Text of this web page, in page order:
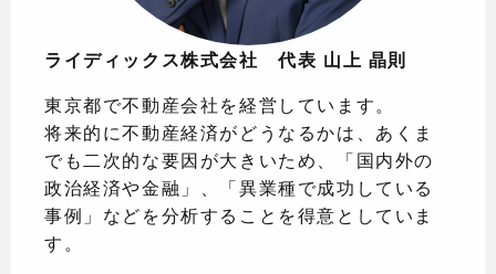
ライディックス株式会社 代表 山上 晶則
東京都で不動産会社を経営しています。
将来的に不動産経済がどうなるかは、あくま
でも二次的な要因が大きいため、「国内外の
政治経済や金融」、「異業種で成功している
事例」などを分析することを得意としていま
す。